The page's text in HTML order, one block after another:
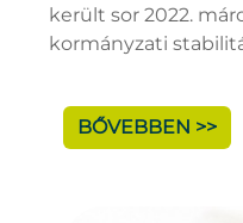
került sor 2022.
kormányzati
BŐVEBBEN >>